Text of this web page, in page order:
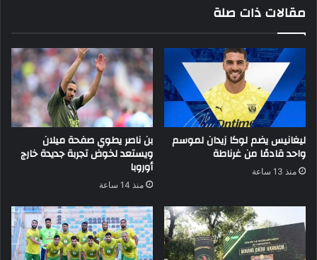
مقالات ذات صلة
ليغانيس يضم لوكا زيدان لموسم
واحد قادمًا من غرناطة
منذ 13 ساعة
بن ناصر يطوي صفحة ميلان
ويستعد لخوض تجربة جديدة خارج
أوروبا
منذ 14 ساعة